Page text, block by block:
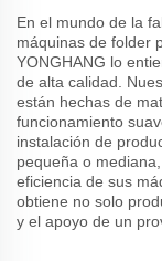
En el mundo de la
máquinas de folder
YONGHANG lo
de alta calidad.
están hechas de
funcionamiento
instalación de
pequeña o
eficiencia de sus
obtiene no solo
y el apoyo de un